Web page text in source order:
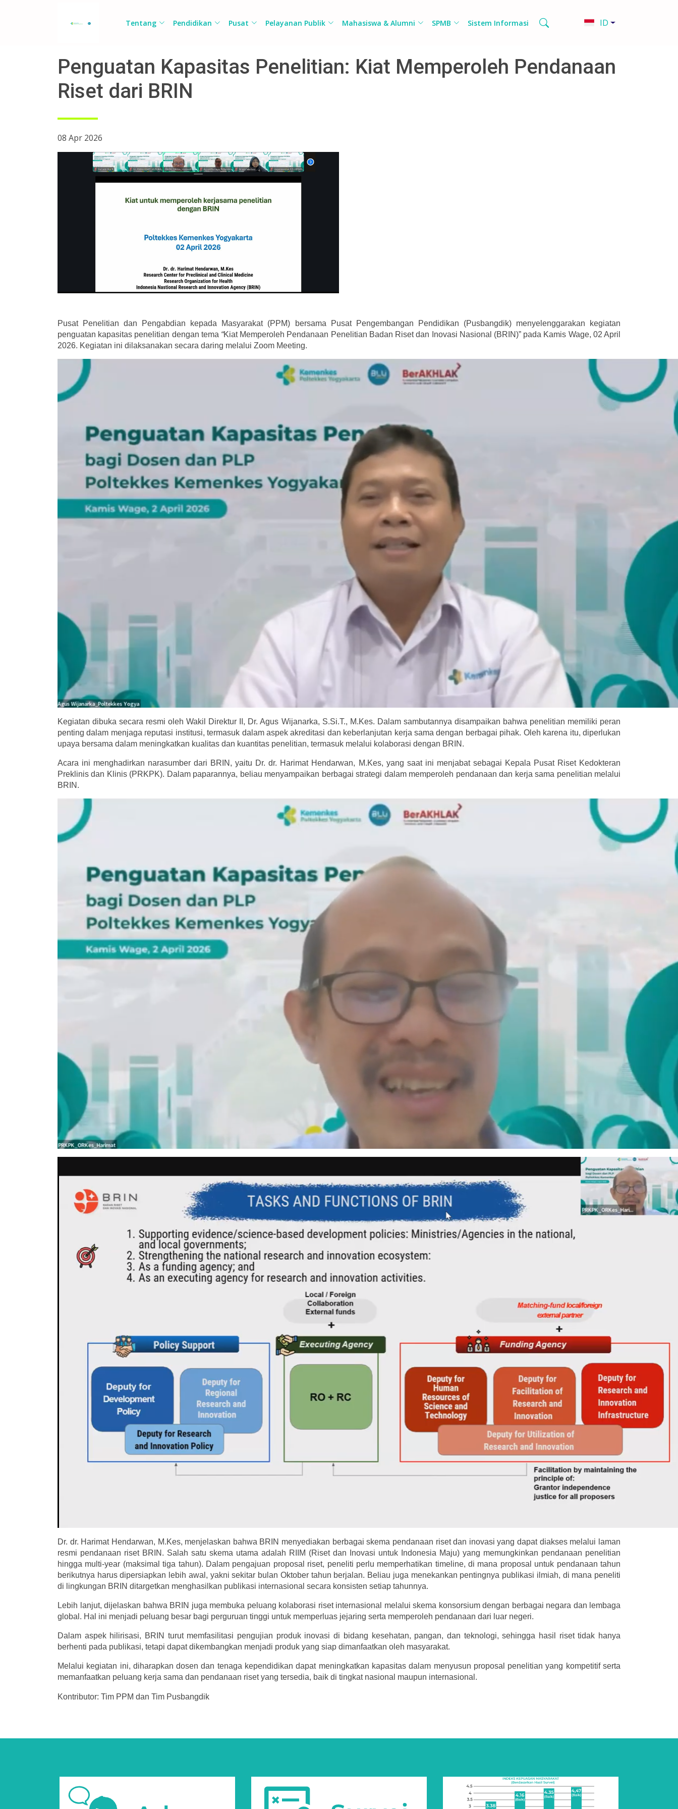
Tentang Pendidikan Pusat Pelayanan Publik Mahasiswa & Alumni SPMB Sistem Informasi ID
Penguatan Kapasitas Penelitian: Kiat Memperoleh Pendanaan
Riset dari BRIN
08 Apr 2026
Pusat Penelitian dan Pengabdian kepada Masyarakat (PPM) bersama Pusat Pengembangan Pendidikan (Pusbangdik) menyelenggarakan kegiatan
penguatan kapasitas penelitian dengan tema “Kiat Memperoleh Pendanaan Penelitian Badan Riset dan Inovasi Nasional (BRIN)” pada Kamis Wage, 02 April
2026. Kegiatan ini dilaksanakan secara daring melalui Zoom Meeting.
Kegiatan dibuka secara resmi oleh Wakil Direktur II, Dr. Agus Wijanarka, S.Si.T., M.Kes. Dalam sambutannya disampaikan bahwa penelitian memiliki peran
penting dalam menjaga reputasi institusi, termasuk dalam aspek akreditasi dan keberlanjutan kerja sama dengan berbagai pihak. Oleh karena itu, diperlukan
upaya bersama dalam meningkatkan kualitas dan kuantitas penelitian, termasuk melalui kolaborasi dengan BRIN.
Acara ini menghadirkan narasumber dari BRIN, yaitu Dr. dr. Harimat Hendarwan, M.Kes, yang saat ini menjabat sebagai Kepala Pusat Riset Kedokteran
Preklinis dan Klinis (PRKPK). Dalam paparannya, beliau menyampaikan berbagai strategi dalam memperoleh pendanaan dan kerja sama penelitian melalui
BRIN.
Dr. dr. Harimat Hendarwan, M.Kes, menjelaskan bahwa BRIN menyediakan berbagai skema pendanaan riset dan inovasi yang dapat diakses melalui laman
resmi pendanaan riset BRIN. Salah satu skema utama adalah RIIM (Riset dan Inovasi untuk Indonesia Maju) yang memungkinkan pendanaan penelitian
hingga multi-year (maksimal tiga tahun). Dalam pengajuan proposal riset, peneliti perlu memperhatikan timeline, di mana proposal untuk pendanaan tahun
berikutnya harus dipersiapkan lebih awal, yakni sekitar bulan Oktober tahun berjalan. Beliau juga menekankan pentingnya publikasi ilmiah, di mana peneliti
di lingkungan BRIN ditargetkan menghasilkan publikasi internasional secara konsisten setiap tahunnya.
Lebih lanjut, dijelaskan bahwa BRIN juga membuka peluang kolaborasi riset internasional melalui skema konsorsium dengan berbagai negara dan lembaga
global. Hal ini menjadi peluang besar bagi perguruan tinggi untuk memperluas jejaring serta memperoleh pendanaan dari luar negeri.
Dalam aspek hilirisasi, BRIN turut memfasilitasi pengujian produk inovasi di bidang kesehatan, pangan, dan teknologi, sehingga hasil riset tidak hanya
berhenti pada publikasi, tetapi dapat dikembangkan menjadi produk yang siap dimanfaatkan oleh masyarakat.
Melalui kegiatan ini, diharapkan dosen dan tenaga kependidikan dapat meningkatkan kapasitas dalam menyusun proposal penelitian yang kompetitif serta
memanfaatkan peluang kerja sama dan pendanaan riset yang tersedia, baik di tingkat nasional maupun internasional.
Kontributor: Tim PPM dan Tim Pusbangdik